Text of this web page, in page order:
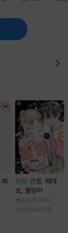
만화 안경, 때때
로, 불량아
3.4만 나루키
12시간마다 무료